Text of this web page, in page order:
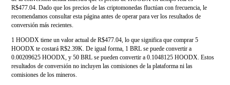
R$477.04. Dado que los precios de las criptomonedas fluctúan con frecuencia, le
recomendamos consultar esta página antes de operar para ver los resultados de
conversión más recientes.
1 HOODX tiene un valor actual de R$477.04, lo que significa que comprar 5
HOODX te costará R$2.39K. De igual forma, 1 BRL se puede convertir a
0.00209625 HOODX, y 50 BRL se pueden convertir a 0.1048125 HOODX. Estos
resultados de conversión no incluyen las comisiones de la plataforma ni las
comisiones de los mineros.